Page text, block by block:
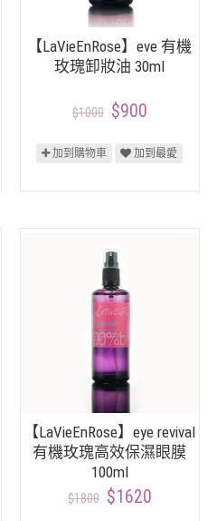
【LaVieEnRose】eve 有機
玫瑰卸妝油 30ml
$1000 $900
加到購物車 加到最愛
【LaVieEnRose】eye revival
有機玫瑰高效保濕眼膜
100ml
$1800 $1620